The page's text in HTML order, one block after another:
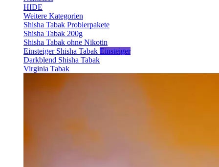
HIDE
Weitere Kategorien
Shisha Tabak Probierpakete
Shisha Tabak 200g
Shisha Tabak ohne Nikotin
Einsteiger Shisha Tabak Einsteiger
Darkblend Shisha Tabak
Virginia Tabak